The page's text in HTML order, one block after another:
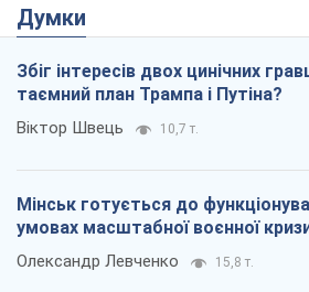
Думки
Збіг інтересів двох цинічних
таємний план Трампа і Путіна?
Віктор Швець 10,7 т.
Мінськ готується до
умовах масштабної воєнної
Олександр Левченко 15,8 т.